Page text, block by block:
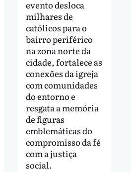
evento desloca
milhares de
católicos para o
bairro periférico
na zona norte da
cidade, fortalece as
conexões da igreja
com comunidades
do entorno e
resgata a memória
de figuras
emblemáticas do
compromisso da fé
com a justiça
social.